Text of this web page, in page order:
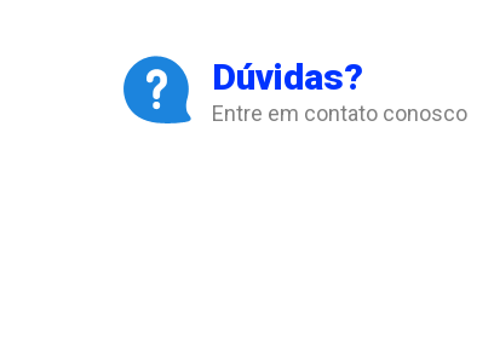
Dúvidas?
Entre em contato conosco